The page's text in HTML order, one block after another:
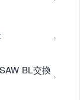
BL交換